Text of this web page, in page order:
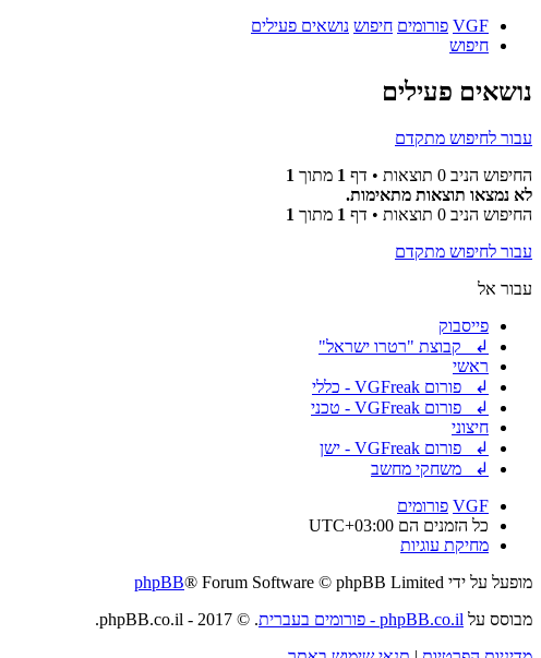
VGF פורומים חיפוש נושאים פעילים
חיפוש
נושאים פעילים
עבור לחיפוש מתקדם
החיפוש הניב 0 תוצאות • דף
1 מתוך 1
לא נמצאו תוצאות מתאימות.
החיפוש הניב 0 תוצאות • דף
1 מתוך 1
עבור לחיפוש מתקדם
עבור אל
פייסבוק
↲ קבוצת "רטרו ישראל"
ראשי
↲ פורום VGFreak - כללי
↲ פורום VGFreak - טכני
חיצוני
↲ פורום VGFreak - ישן
↲ משחקי מחשב
VGF פורומים
כל הזמנים הם UTC+03:00
מחיקת עוגיות
מופעל על ידי
phpBB® Forum Software © phpBB Limited
מבוסס על phpBB.co.il - פורומים בעברית
. © 2017 - phpBB.co.il.